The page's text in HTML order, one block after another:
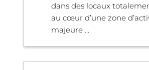
dans des locaux
au cœur d’une zone
majeure ...